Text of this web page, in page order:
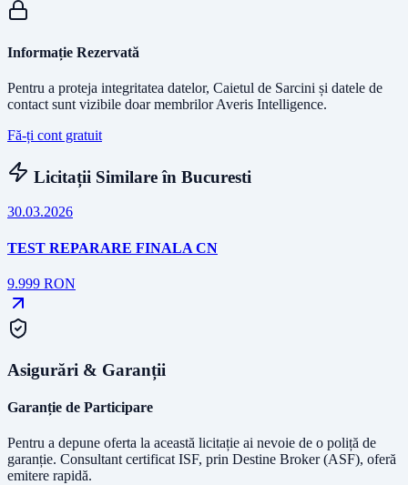
Informație Rezervată
Pentru a proteja integritatea datelor, Caietul de Sarcini și datele de
contact sunt vizibile doar membrilor Averis Intelligence.
Fă-ți cont gratuit
Licitații Similare în Bucuresti
30.03.2026
TEST REPARARE FINALA CN
9.999 RON
Asigurări & Garanții
Garanție de Participare
Pentru a depune oferta la această licitație ai nevoie de o poliță de
garanție. Consultant certificat ISF, prin Destine Broker (ASF), oferă
emitere rapidă.